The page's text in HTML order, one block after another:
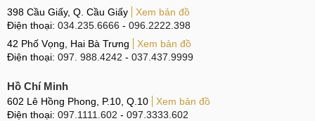
398 Cầu Giấy, Q. Cầu Giấy
Xem bản đồ
Điện thoại: 034.235.6666 - 096.2222.398
42 Phố Vọng, Hai Bà Trưng
Xem bản đồ
Điện thoại: 097. 988.4242 - 037.437.9999
Hồ Chí Minh
602 Lê Hồng Phong, P.10, Q.10
Xem bản đồ
Điện thoại: 097.1111.602 - 097.3333.602